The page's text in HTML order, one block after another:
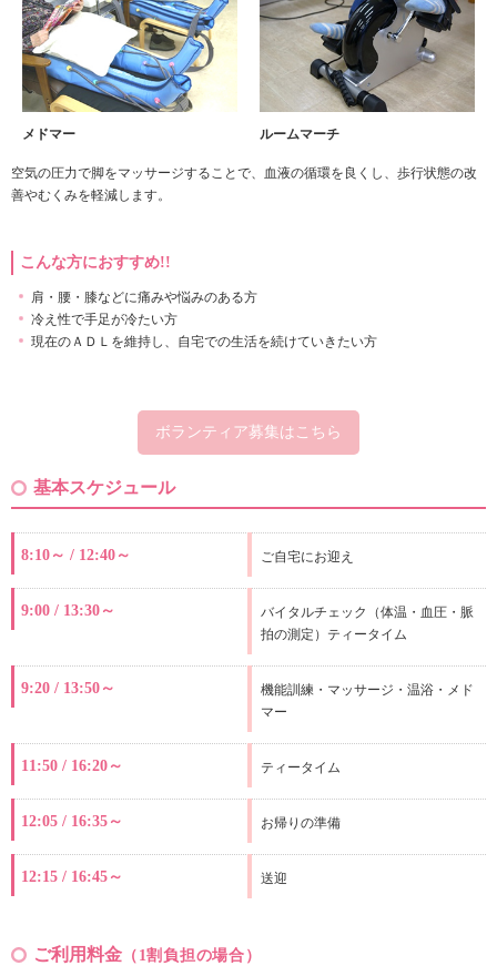
メドマー ルームマーチ
空気の圧力で脚をマッサージすることで、血液の循環を良くし、歩行状態の改
善やむくみを軽減します。
こんな方におすすめ!!
肩・腰・膝などに痛みや悩みのある方
冷え性で手足が冷たい方
現在のＡＤＬを維持し、自宅での生活を続けていきたい方
ボランティア募集はこちら
基本スケジュール
8:10～ / 12:40～ ご自宅にお迎え
9:00 / 13:30～
バイタルチェック（体温・血圧・脈
拍の測定）ティータイム
9:20 / 13:50～
機能訓練・マッサージ・温浴・メド
マー
11:50 / 16:20～ ティータイム
12:05 / 16:35～ お帰りの準備
12:15 / 16:45～ 送迎
ご利用料金 （1割負担の場合）